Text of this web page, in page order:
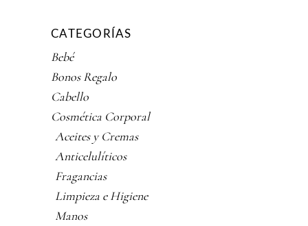
CATEGORÍAS
Bebé
Bonos Regalo
Cabello
Cosmética Corporal
Aceites y Cremas
Anticelulíticos
Fragancias
Limpieza e Higiene
Manos